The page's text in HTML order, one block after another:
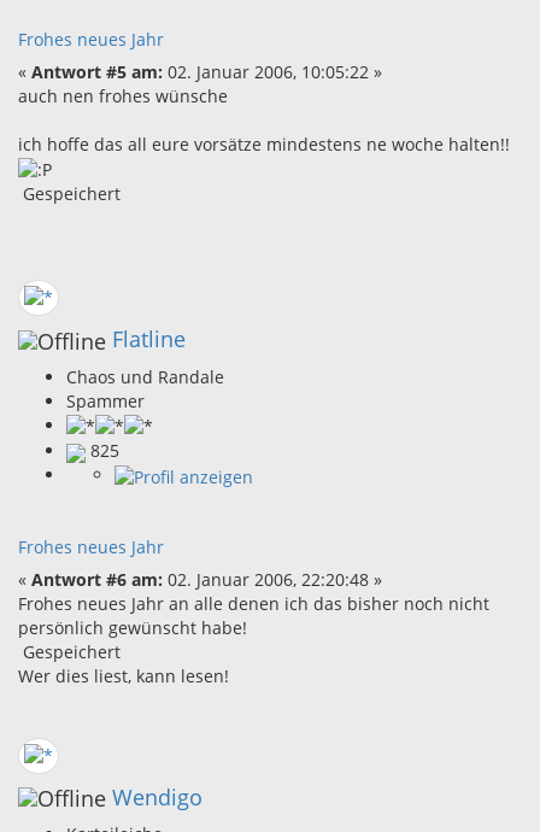
Frohes neues Jahr
« Antwort #5 am: 02. Januar 2006, 10:05:22 »
auch nen frohes wünsche
ich hoffe das all eure vorsätze mindestens ne woche halten!!
Gespeichert
Flatline
Chaos und Randale
Spammer
825
Frohes neues Jahr
« Antwort #6 am: 02. Januar 2006, 22:20:48 »
Frohes neues Jahr an alle denen ich das bisher noch nicht
persönlich gewünscht habe!
Gespeichert
Wer dies liest, kann lesen!
Wendigo